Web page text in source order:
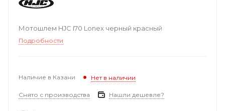
Мотошлем HJC I70 Lonex черный красный
Подробности
Наличие в Казани Нет в наличии
Снято с производства Нашли дешевле?